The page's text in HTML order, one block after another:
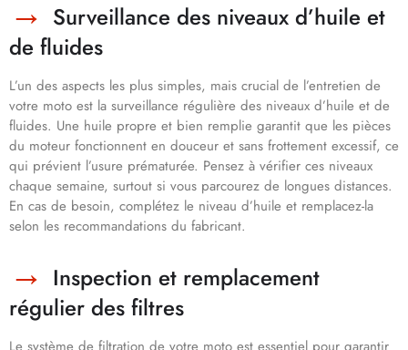
Surveillance des niveaux d’huile et
de fluides
L’un des aspects les plus simples, mais crucial de l’entretien de
votre moto est la surveillance régulière des niveaux d’huile et de
fluides. Une huile propre et bien remplie garantit que les pièces
du moteur fonctionnent en douceur et sans frottement excessif, ce
qui prévient l’usure prématurée. Pensez à vérifier ces niveaux
chaque semaine, surtout si vous parcourez de longues distances.
En cas de besoin, complétez le niveau d’huile et remplacez-la
selon les recommandations du fabricant.
Inspection et remplacement
régulier des filtres